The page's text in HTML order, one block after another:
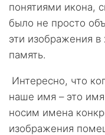
понятиями икона,
было не просто
эти изображения
память.
Интересно, что
наше имя – это
носим имена
изображения